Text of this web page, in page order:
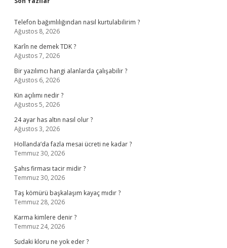
Sidebar
Telefon bağımlılığından nasıl kurtulabilirim ?
Ağustos 8, 2026
Karîn ne demek TDK ?
Ağustos 7, 2026
Bir yazılımcı hangi alanlarda çalışabilir ?
Ağustos 6, 2026
Kin açılımı nedir ?
Ağustos 5, 2026
24 ayar has altın nasıl olur ?
Ağustos 3, 2026
Hollanda’da fazla mesai ücreti ne kadar ?
Temmuz 30, 2026
Şahıs firması tacir midir ?
Temmuz 30, 2026
Taş kömürü başkalaşım kayaç mıdır ?
Temmuz 28, 2026
Karma kimlere denir ?
Temmuz 24, 2026
Sudaki kloru ne yok eder ?